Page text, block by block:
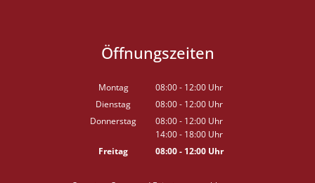
Öffnungszeiten
Montag 08:00- 12:00 Uhr
Von 08:00 bis 12:00 Uhr
Dienstag 08:00- 12:00 Uhr
Von 08:00 bis 12:00 Uhr
Donnerstag 08:00- 12:00 Uhr
Von 08:00 bis 12:00 Uhr
14:00- 18:00 Uhr
Von 14:00 bis 18:00 Uhr
Freitag 08:00- 12:00Uhr